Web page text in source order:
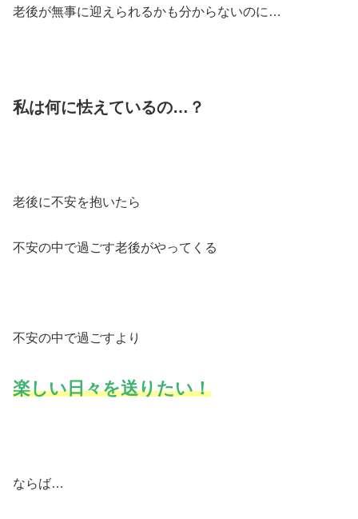
老後が無事に迎えられるかも分からないのに…
私は何に怯えているの…？
老後に不安を抱いたら
不安の中で過ごす老後がやってくる
不安の中で過ごすより
楽しい日々を送りたい！
ならば…